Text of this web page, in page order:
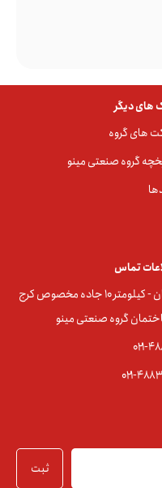
های دیگر
های گروه
گروه صنعتی مینو
تماس
تهران - کیلومتر ۱۰ جاده مخصوص کرج
گروه صنعتی مینو
۴۸۸۳0
ثبت